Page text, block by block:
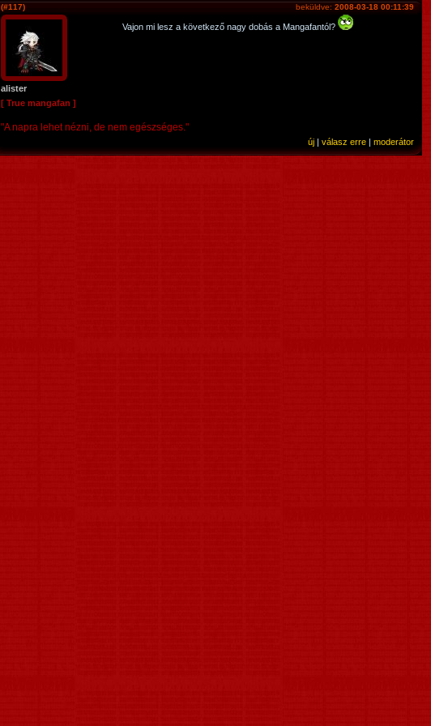
beküldve: 2008-03-18 00:11:39
(#117)
alister
[ True mangafan ]
Vajon mi lesz a következő nagy dobás a Mangafantól?
"A napra lehet nézni, de nem egészséges."
új | válasz erre | moderátor